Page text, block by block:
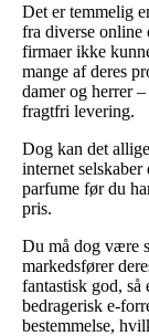
Det er temmelig
fra diverse online
firmaer ikke
mange af deres
damer og herrer
fragtfri levering.
Dog kan det
internet
parfume før du
pris.
Du må dog være
markedsfører
fantastisk god, så
bedragerisk e-
bestemmelse,